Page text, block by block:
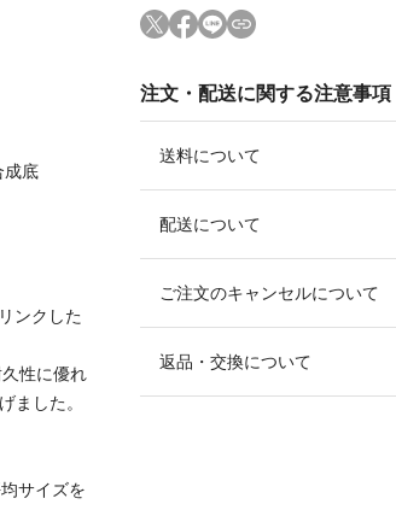
注文・配送に関する注意事項
送料について
配送について
ご注文のキャンセルについて
返品・交換について
成底
ンクした
性に優れ
ました。
サイズを